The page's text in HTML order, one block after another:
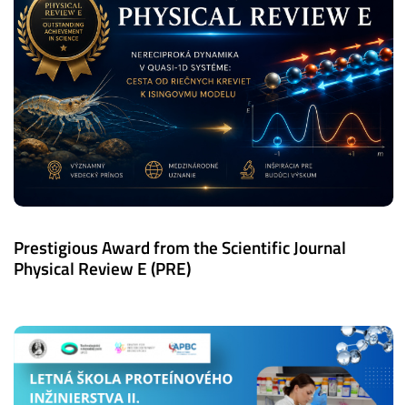
Prestigious Award from the Scientific Journal
Physical Review E (PRE)